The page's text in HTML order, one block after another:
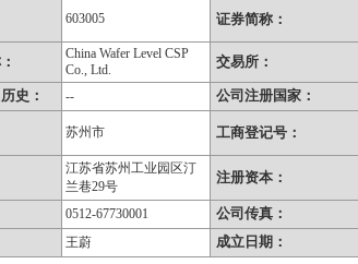
603005 证券简称：
China Wafer Level CSP
Co., Ltd.
交易所：
史： -- 公司注册国家：
苏州市 工商登记号：
江苏省苏州工业园区汀
兰巷29号
注册资本：
0512-67730001 公司传真：
王蔚 成立日期：